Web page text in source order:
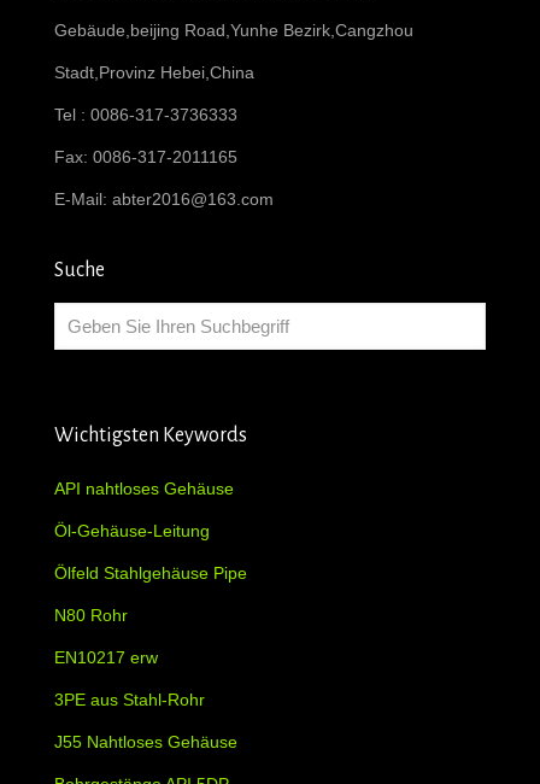
Gebäude,beijing Road,Yunhe Bezirk,Cangzhou
Stadt,Provinz Hebei,China
Tel : 0086-317-3736333
Fax: 0086-317-2011165
E-Mail: abter2016@163.com
Suche
Wichtigsten Keywords
API nahtloses Gehäuse
Öl-Gehäuse-Leitung
Ölfeld Stahlgehäuse Pipe
N80 Rohr
EN10217 erw
3PE aus Stahl-Rohr
J55 Nahtloses Gehäuse